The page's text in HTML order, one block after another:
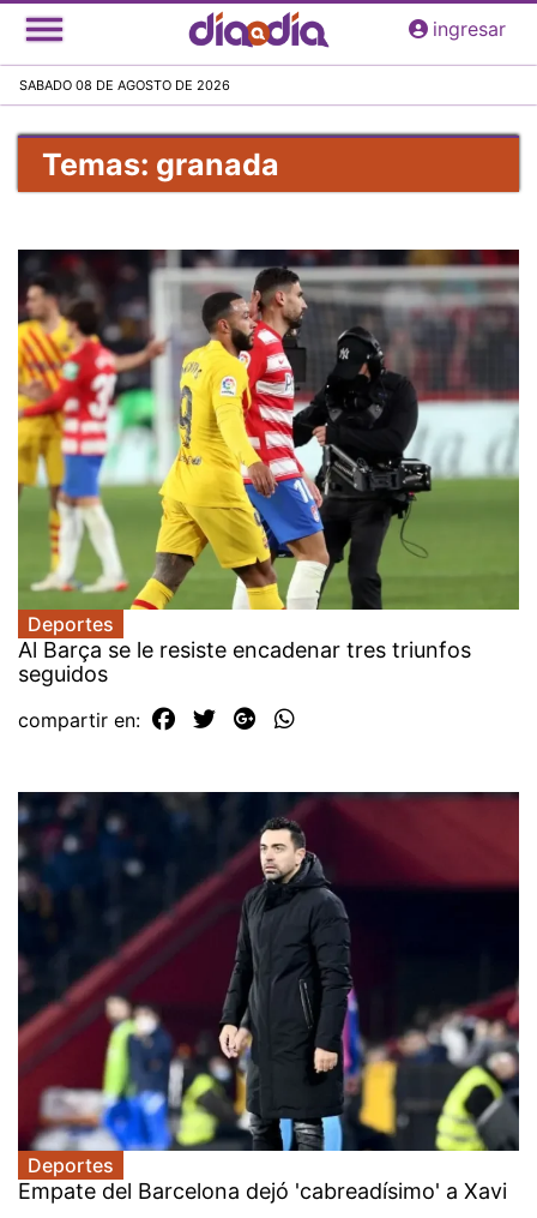
Pasar
al
principal
ingresar
SABADO 08 DE AGOSTO DE 2026
Temas: granada
Deportes
Al Barça se le resiste encadenar tres triunfos
seguidos
compartir en:
Deportes
Empate del Barcelona dejó 'cabreadísimo' a Xavi